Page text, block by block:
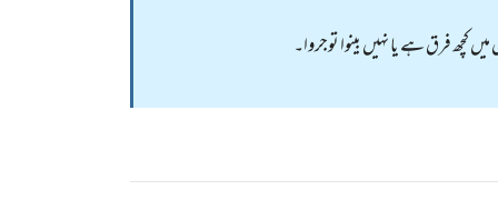
کچھ فرق ہے یا نہیں بینوا توجروا۔